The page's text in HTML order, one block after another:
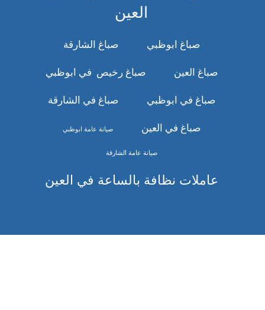
العين
صباغ ابوظبي صباغ الشارقة
صباغ العين صباغ رخيص في ابوظبي
صباغ في ابوظبي صباغ في الشارقة
صباغ في العين صيانة عامة ابوظبي
صيانة عامة الشارقة
عاملات نظافة بالساعة في العين